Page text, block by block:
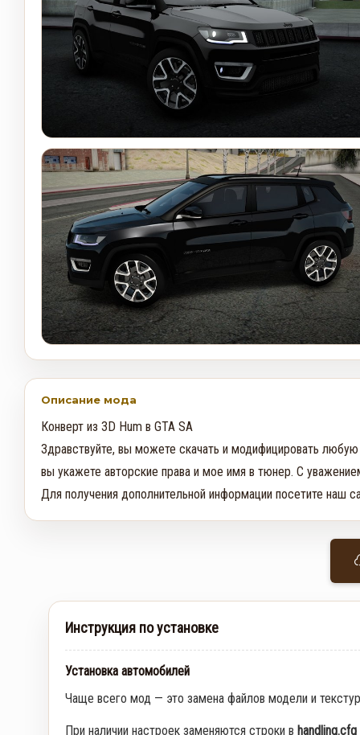
Описание мода
Конверт из 3D Hum в GTA SA
Здравствуйте, вы можете скачать и модифицировать
вы укажете авторские права и мое имя в тюнер. С
Для получения дополнительной информации посетите наш
Инструкция по установке
Установка автомобилей
Чаще всего мод — это замена файлов модели и
При наличии настроек заменяются строки в handling.cfg